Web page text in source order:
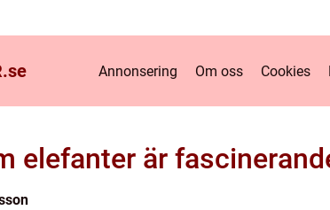
se Annonsering Om oss Cookies
elefanter är